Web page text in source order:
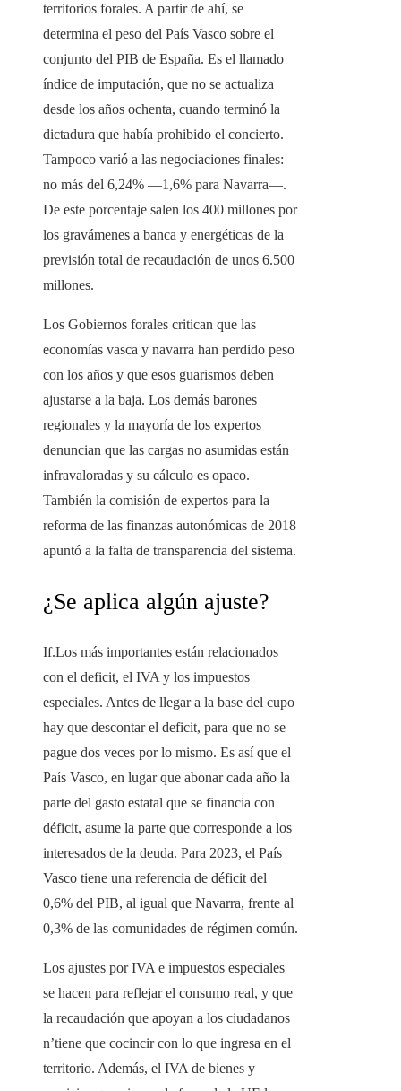
territorios forales. A partir de ahí, se
determina el peso del País Vasco sobre el
conjunto del PIB de España. Es el llamado
índice de imputación, que no se actualiza
desde los años ochenta, cuando terminó la
dictadura que había prohibido el concierto.
Tampoco varió a las negociaciones finales:
no más del 6,24% —1,6% para Navarra—.
De este porcentaje salen los 400 millones por
los gravámenes a banca y energéticas de la
previsión total de recaudación de unos 6.500
millones.
Los Gobiernos forales critican que las
economías vasca y navarra han perdido peso
con los años y que esos guarismos deben
ajustarse a la baja. Los demás barones
regionales y la mayoría de los expertos
denuncian que las cargas no asumidas están
infravaloradas y su cálculo es opaco.
También la comisión de expertos para la
reforma de las finanzas autonómicas de 2018
apuntó a la falta de transparencia del sistema.
¿Se aplica algún ajuste?
If.Los más importantes están relacionados
con el deficit, el IVA y los impuestos
especiales. Antes de llegar a la base del cupo
hay que descontar el deficit, para que no se
pague dos veces por lo mismo. Es así que el
País Vasco, en lugar que abonar cada año la
parte del gasto estatal que se financia con
déficit, asume la parte que corresponde a los
interesados ​​de la deuda. Para 2023, el País
Vasco tiene una referencia de déficit del
0,6% del PIB, al igual que Navarra, frente al
0,3% de las comunidades de régimen común.
Los ajustes por IVA e impuestos especiales
se hacen para reflejar el consumo real, y que
la recaudación que apoyan a los ciudadanos
n’tiene que cocincir con lo que ingresa en el
territorio. Además, el IVA de bienes y